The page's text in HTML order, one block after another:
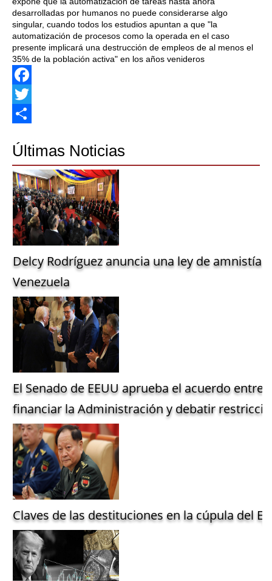
desarrolladas por humanos no puede considerarse algo
singular, cuando todos los estudios apuntan a que "la
automatización de procesos como la operada en el caso
presente implicará una destrucción de empleos de al menos el
35% de la población activa" en los años venideros
Facebook
Twitter
Últimas Noticias
Delcy Rodríguez anuncia una ley de amnistía
Venezuela
El Senado de EEUU aprueba el acuerdo entre
financiar la Administración y debatir
Claves de las destituciones en la cúpula del